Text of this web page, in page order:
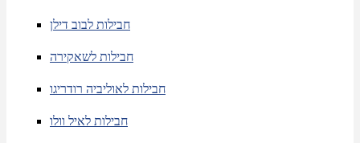
חבילות לבוב דילן
חבילות לשאקירה
חבילות לאוליביה רודריגו
חבילות לאיל וולו